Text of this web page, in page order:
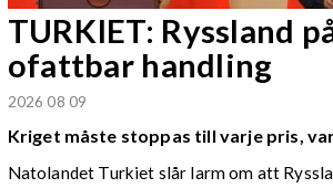
TURKIET: Ryssland
ofattbar handling
2026 08 09
Kriget måste stoppas till varje pris,
Natolandet Turkiet slår larm om att